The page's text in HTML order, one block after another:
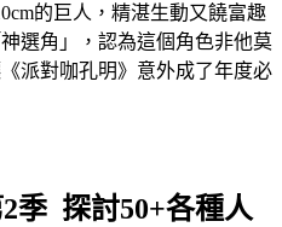
的巨人，精湛生動又饒富趣
選角」，認為這個角色非他莫
派對咖孔明》意外成了年度必
季 探討50+各種人